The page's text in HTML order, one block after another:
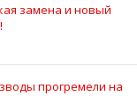
замена и новый
прогремели на